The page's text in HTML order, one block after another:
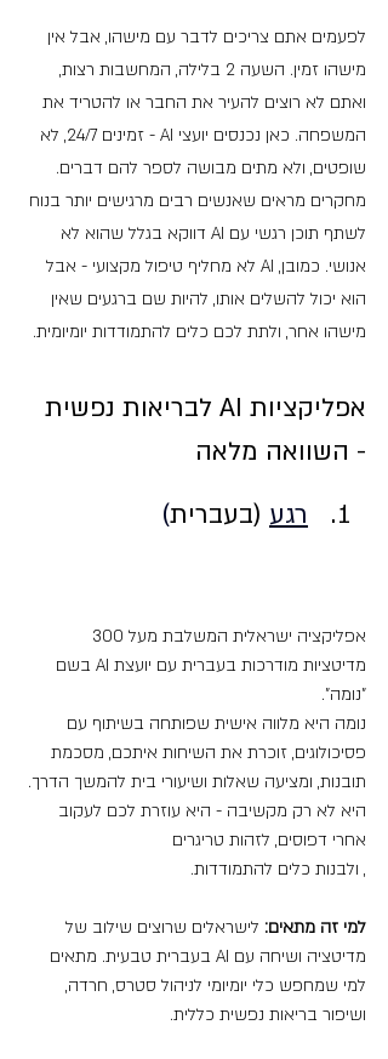
לפעמים אתם צריכים לדבר עם מישהו, אבל אין
מישהו זמין. השעה 2 בלילה, המחשבות רצות,
ואתם לא רוצים להעיר את החבר או להטריד את
המשפחה. כאן נכנסים יועצי AI - זמינים 24/7, לא
שופטים, ולא מתים מבושה לספר להם דברים.
מחקרים מראים שאנשים רבים מרגישים יותר בנוח
לשתף תוכן רגשי עם AI דווקא בגלל שהוא לא
אנושי. כמובן, AI לא מחליף טיפול מקצועי - אבל
הוא יכול להשלים אותו, להיות שם ברגעים שאין
מישהו אחר, ולתת לכם כלים להתמודדות יומיומית.
אפליקציות AI לבריאות נפשית
- השוואה מלאה
רגע (בעברית)
מדיטציות מודרכות בעברית עם יועצת AI בשם
"נומה".
נומה היא מלווה אישית שפותחה בשיתוף עם
פסיכולוגים, זוכרת את השיחות איתכם, מסכמת
תובנות, ומציעה שאלות ושיעורי בית להמשך הדרך.
היא לא רק מקשיבה - היא עוזרת לכם לעקוב
אחרי דפוסים, לזהות טריגרים
, ולבנות כלים להתמודדות.
למי זה מתאים: לישראלים שרוצים שילוב של
מדיטציה ושיחה עם AI בעברית טבעית. מתאים
למי שמחפש כלי יומיומי לניהול סטרס, חרדה,
ושיפור בריאות נפשית כללית.